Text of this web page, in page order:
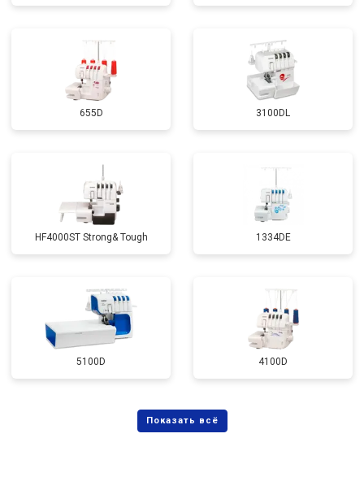
655D 3100DL
HF4000ST Strong& Tough 1334DE
5100D 4100D